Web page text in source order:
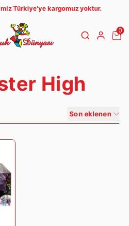
Türkiye'ye kargomuz yoktur.
0
High
Son eklenen